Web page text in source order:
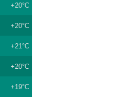
+20°C
+20°C
+21°C
+20°C
+19°C